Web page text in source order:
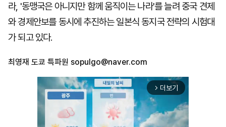
라, '동맹국은 아니지만 함께 움직이는 나라'를 늘려 중국 견제
와 경제안보를 동시에 추진하는 일본식 동지국 전략의 시험대
가 되고 있다.
최영재 도쿄 특파원 sopulgo@naver.com
arrow_forward_ios 더보기